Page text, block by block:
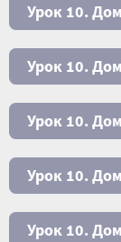
Урок 10.
Урок 10.
Урок 10.
Урок 10.
Урок 10.